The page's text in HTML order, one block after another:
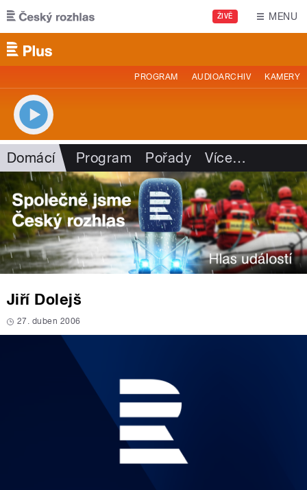
Přejít k hlavnímu obsahu
ŽIVĚ MENU
PROGRAM AUDIOARCHIV KAMERY
Domácí Program Pořady Více…
Jiří Dolejš
27. duben 2006